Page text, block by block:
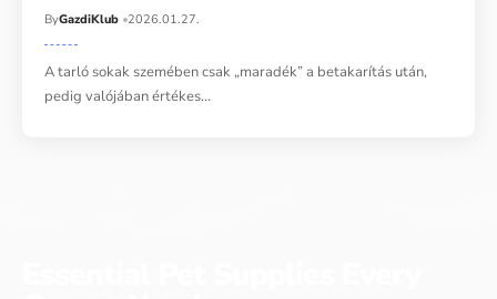
ByGazdiKlub 2026.01.27.
A tarló sokak szemében csak „maradék” a betakarítás után,
pedig valójában értékes…